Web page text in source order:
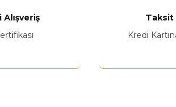
Alışveriş
Taksit
Kredi